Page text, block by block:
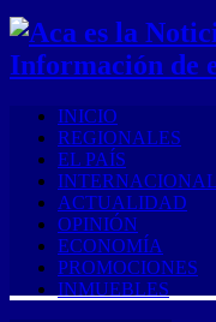
Información de
INICIO
REGIONALES
EL PAÍS
ACTUALIDAD
OPINIÓN
ECONOMÍA
PROMOCIONES
INMUEBLES